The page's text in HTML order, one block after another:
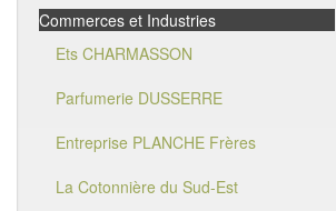
Commerces et Industries
Ets CHARMASSON
Parfumerie DUSSERRE
Entreprise PLANCHE Frères
La Cotonnière du Sud-Est